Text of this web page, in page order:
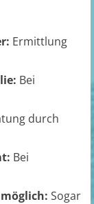
Ermittlung
Bei
durch
Bei
Sogar